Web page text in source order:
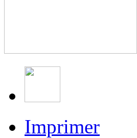
Imprimer